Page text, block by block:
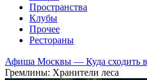
Пространства
Клубы
Прочее
Рестораны
Афиша Москвы — Куда сходить
Гремлины: Хранители леса